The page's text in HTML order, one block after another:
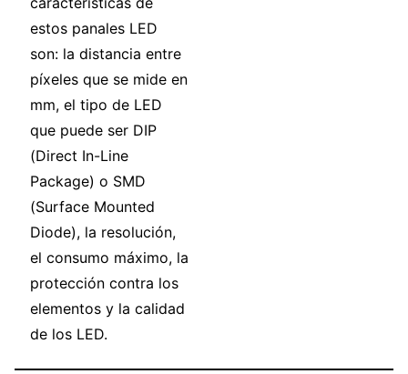
estos panales LED
son: la distancia entre
píxeles que se mide en
mm, el tipo de LED
que puede ser DIP
(Direct In-Line
Package) o SMD
(Surface Mounted
Diode), la resolución,
el consumo máximo, la
protección contra los
elementos y la calidad
de los LED.